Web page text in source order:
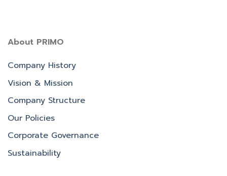
About PRIMO
Company History
Vision & Mission
Company Structure
Our Policies
Corporate Governance
Sustainability